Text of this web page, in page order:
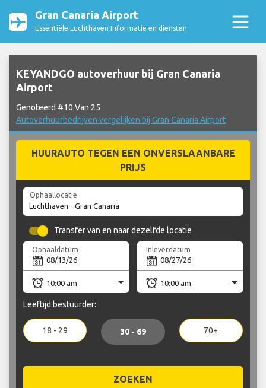
Gran Canaria Airport
Essentiële Luchthaven Informatie en diensten
KEYANDGO autoverhuur bij Gran Canaria
Airport
Genoteerd #10 Van 25
Autoverhuurbedrijven vergelijken bij Gran Canaria Airport
HUURAUTO TEGEN EEN ONVERSLAANBARE
PRIJS
Ophaallocatie
Transfer van en naar dezelfde locatie
Ophaaldatum Inleverdatum
Leeftijd bestuurder:
18 - 29 30 - 69 70+
ZOEKEN